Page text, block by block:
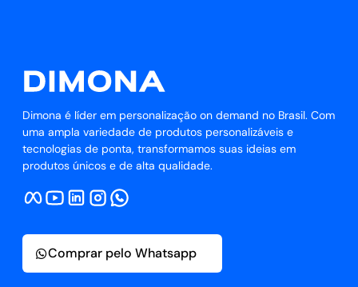
Dimona é líder em personalização on demand no Brasil. Com
uma ampla variedade de produtos personalizáveis e
tecnologias de ponta, transformamos suas ideias em
produtos únicos e de alta qualidade.
Comprar pelo Whatsapp